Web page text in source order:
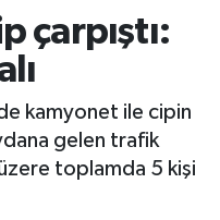
çarpıştı:
kamyonet ile cipin
gelen trafik
toplamda 5 kişi